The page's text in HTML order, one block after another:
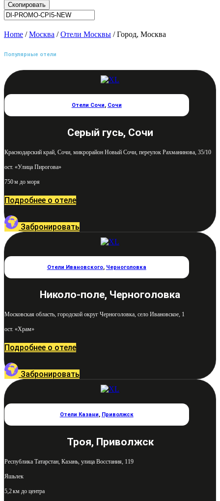
Скопировать
Home /Москва /Отели Москвы / Город, Москва
Популярные отели
Отели Сочи, Сочи
Серый гусь, Сочи
Краснодарский край, Сочи, микрорайон Новый Сочи, переулок Рахманинова, 35/10
ост. «Улица Пирогова»
750 м до моря
Подробнее о отеле
Забронировать
Отели Ивановского, Черноголовка
Николо-поле, Черноголовка
Московская область, городской округ Черноголовка, село Ивановское, 1
ост. «Храм»
Подробнее о отеле
Забронировать
Отели Казани, Приволжск
Троя, Приволжск
Республика Татарстан, Казань, улица Восстания, 119
Яшьлек
5,2 км до центра